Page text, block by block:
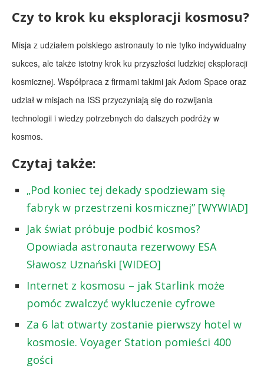
Czy to krok ku eksploracji kosmosu?
Misja z udziałem polskiego astronauty to nie tylko indywidualny
sukces, ale także istotny krok ku przyszłości ludzkiej eksploracji
kosmicznej. Współpraca z firmami takimi jak Axiom Space oraz
udział w misjach na ISS przyczyniają się do rozwijania
technologii i wiedzy potrzebnych do dalszych podróży w
kosmos.
Czytaj także:
„Pod koniec tej dekady spodziewam się
fabryk w przestrzeni kosmicznej” [WYWIAD]
Jak świat próbuje podbić kosmos?
Opowiada astronauta rezerwowy ESA
Sławosz Uznański [WIDEO]
Internet z kosmosu – jak Starlink może
pomóc zwalczyć wykluczenie cyfrowe
Za 6 lat otwarty zostanie pierwszy hotel w
kosmosie. Voyager Station pomieści 400
gości